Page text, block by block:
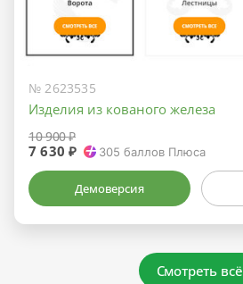
№ 2623535
Изделия из кованого железа
10 900 ₽
7 630 ₽ 305 баллов Плюса
Демоверсия
Смотреть всё